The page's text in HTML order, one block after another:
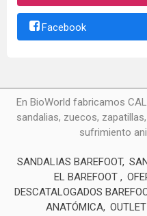
Facebook
En BioWorld fabricamos
sandalias, zuecos,
sufrimiento
SANDALIAS BAREFOOT
EL BAREFOOT
DESCATALOGADOS
ANATÓMICA